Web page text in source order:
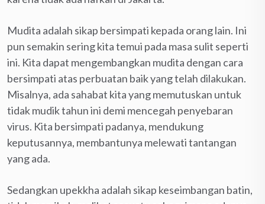
Mudita adalah sikap bersimpati kepada orang lain. Ini
pun semakin sering kita temui pada masa sulit seperti
ini. Kita dapat mengembangkan mudita dengan cara
bersimpati atas perbuatan baik yang telah dilakukan.
Misalnya, ada sahabat kita yang memutuskan untuk
tidak mudik tahun ini demi mencegah penyebaran
virus. Kita bersimpati padanya, mendukung
keputusannya, membantunya melewati tantangan
yang ada.
Sedangkan upekkha adalah sikap keseimbangan batin,